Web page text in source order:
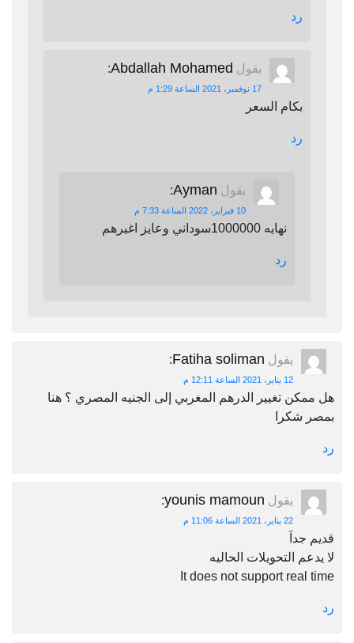
رد
يقول Abdallah Mohamed
:
17 نوفمبر، 2021 الساعة 1:29 م
بكام السعر
رد
يقول Ayman
:
10 فبراير، 2022 الساعة 7:33 م
نهايه 1000000سوداني وعايز اغيرهم
رد
يقول Fatiha soliman
:
12 يناير، 2021 الساعة 12:11 م
هل ممكن تغيير الدرهم المغربي إلى الجنيه المصري ؟ هنا
بمصر شكرا
رد
يقول younis mamoun
:
22 يناير، 2021 الساعة 11:06 م
قديم جداَ
لا يدعم التحويلات الحاليه
It does not support real time
رد